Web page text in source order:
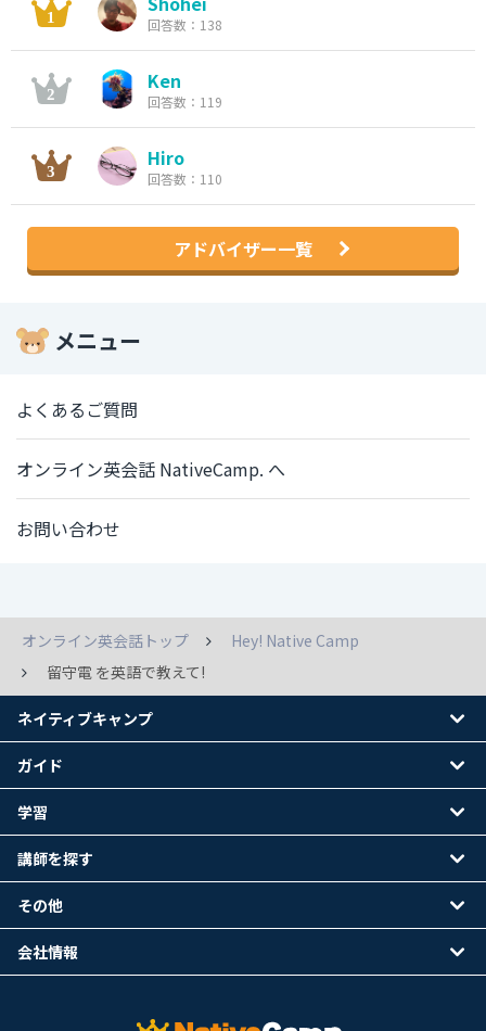
回答数：138
Ken
回答数：119
Hiro
回答数：110
アドバイザー一覧
メニュー
よくあるご質問
オンライン英会話 NativeCamp. へ
お問い合わせ
オンライン英会話トップ
Hey! Native Camp
留守電 を英語で教えて!
ネイティブキャンプ
ガイド
学習
講師を探す
その他
会社情報